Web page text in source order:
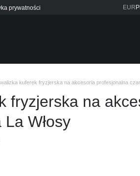
prywatności
EUR
kuferek fryzjerska na akcesoria profesjonalna
fryzjerska na
Włosy